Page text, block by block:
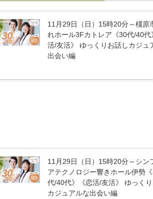
11月29日（日）15時20分～橿原
れホール3Fカトレア《30代/40代
活/友活》 ゆっくりお話しカジュ
出会い編
11月29日（日）15時20分～シン
アテクノロジー響きホール伊勢
代/40代》《恋活/友活》 ゆっく
カジュアルな出会い編